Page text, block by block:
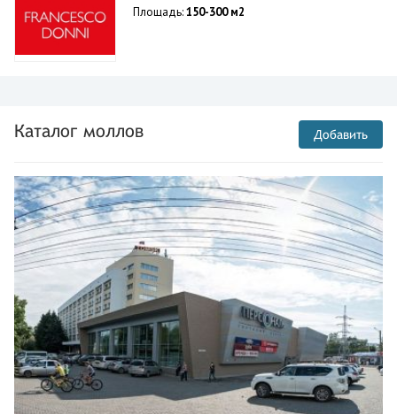
Площадь:150-300 м2
Каталог моллов Добавить